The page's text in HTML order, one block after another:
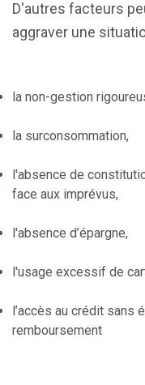
D'autres facteurs
aggraver une
la non-gestion
la surconsommation,
l'absence de
face aux imprévus,
l'absence d’épargne,
l'usage excessif de
l’accès au crédit sans
remboursement